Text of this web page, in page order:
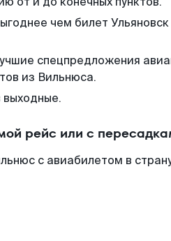
чем билет
спецпредложения
из Вильнюса.
выходные.
рейс или с
с авиабилетом в